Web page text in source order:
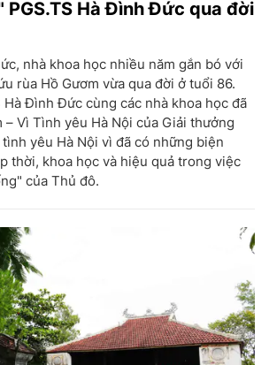
PGS.TS Hà Đình Đức qua đời
nhà khoa học nhiều năm gắn bó với
rùa Hồ Gươm vừa qua đời ở tuổi 86.
Hà Đình Đức cùng các nhà khoa học đã
– Vì Tình yêu Hà Nội của Giải thưởng
yêu Hà Nội vì đã có những biện
thời, khoa học và hiệu quả trong việc
của Thủ đô.